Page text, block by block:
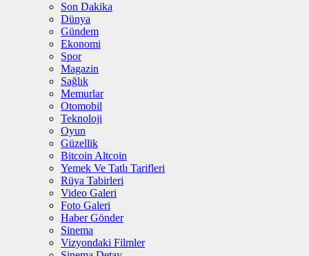
Son Dakika
Dünya
Gündem
Ekonomi
Spor
Magazin
Sağlık
Memurlar
Otomobil
Teknoloji
Oyun
Güzellik
Bitcoin Altcoin
Yemek Ve Tatlı Tarifleri
Rüya Tabirleri
Video Galeri
Foto Galeri
Haber Gönder
Sinema
Vizyondaki Filmler